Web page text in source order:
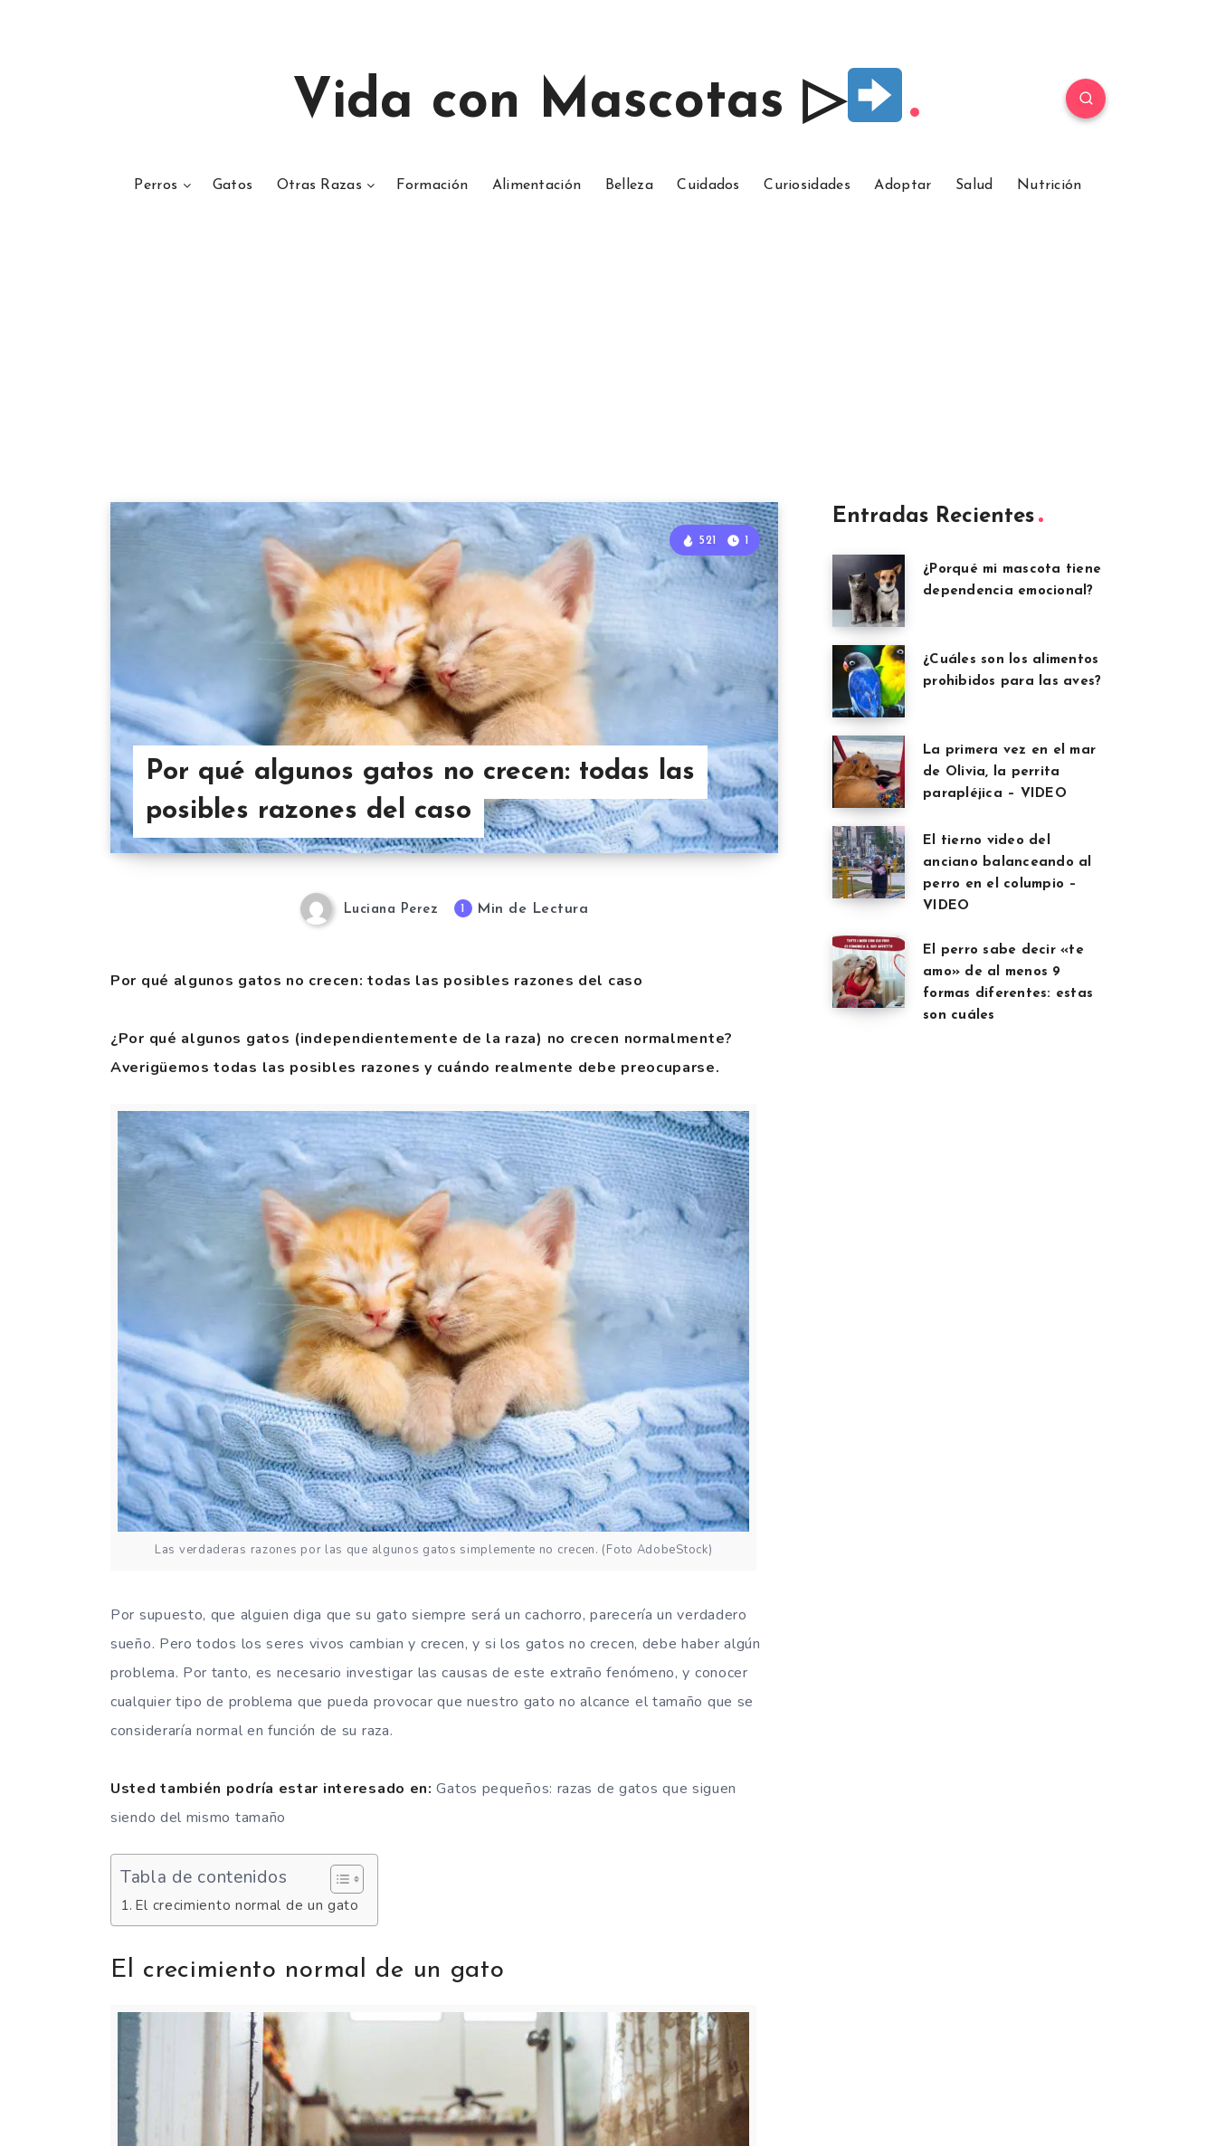
Vida con Mascotas ▷
Perros Gatos Otras Razas Formación Alimentación Belleza Cuidados Curiosidades Adoptar Salud Nutrición
Por qué algunos gatos no crecen: todas las
posibles razones del caso
521 1
Luciana Perez 1 Min de Lectura
Por qué algunos gatos no crecen: todas las posibles razones del caso
¿Por qué algunos gatos (independientemente de la raza) no crecen normalmente?
Averigüemos todas las posibles razones y cuándo realmente debe preocuparse.
Las verdaderas razones por las que algunos gatos simplemente no crecen. (Foto AdobeStock)
Por supuesto, que alguien diga que su gato siempre será un cachorro, parecería un verdadero
sueño. Pero todos los seres vivos cambian y crecen, y si los gatos no crecen, debe haber algún
problema. Por tanto, es necesario investigar las causas de este extraño fenómeno, y conocer
cualquier tipo de problema que pueda provocar que nuestro gato no alcance el tamaño que se
consideraría normal en función de su raza.
Usted también podría estar interesado en:Gatos pequeños: razas de gatos que siguen
siendo del mismo tamaño
Tabla de contenidos
El crecimiento normal de un gato
El crecimiento normal de un gato
Entradas Recientes
¿Porqué mi mascota tiene
dependencia emocional?
¿Cuáles son los alimentos
prohibidos para las aves?
La primera vez en el mar
de Olivia, la perrita
parapléjica – VIDEO
El tierno video del
anciano balanceando al
perro en el columpio –
VIDEO
El perro sabe decir «te
amo» de al menos 9
formas diferentes: estas
son cuáles